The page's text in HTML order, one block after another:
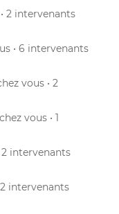
2 intervenants
• 6 intervenants
vous • 2
vous • 1
2 intervenants
2 intervenants